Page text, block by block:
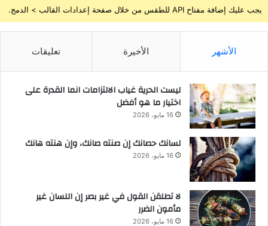
يجب عليك إضافة مفتاح API للطقس من خلال صفحة إعدادات القالب > الدمج.
الأشهر الأخيرة تعليقات
ليست الحرية غياب الالتزامات انما القدرة على
اختيار ما هو أفضل
16 مايو، 2026
لسانك حصانك إن صنته صانك، وإن هنته هانك
16 مايو، 2026
لا تطلقن القول في غير بصر إن اللسان غير
مأمون الضرر
16 مايو، 2026